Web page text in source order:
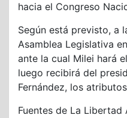
hacia el Congreso
Según está previsto, a
Asamblea Legislativa
ante la cual Milei hará
luego recibirá del
Fernández, los
Fuentes de La